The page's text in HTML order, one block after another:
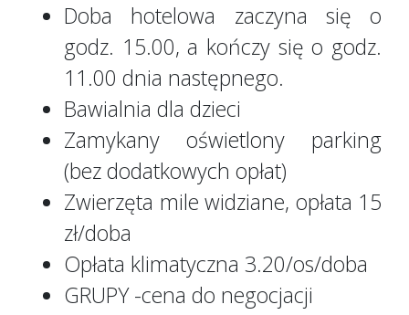
Doba hotelowa zaczyna się o
godz. 15.00, a kończy się o godz.
11.00 dnia następnego.
Bawialnia dla dzieci
Zamykany oświetlony parking
(bez dodatkowych opłat)
Zwierzęta mile widziane, opłata 15
zł/doba
Opłata klimatyczna 3.20/os/doba
GRUPY -cena do negocjacji